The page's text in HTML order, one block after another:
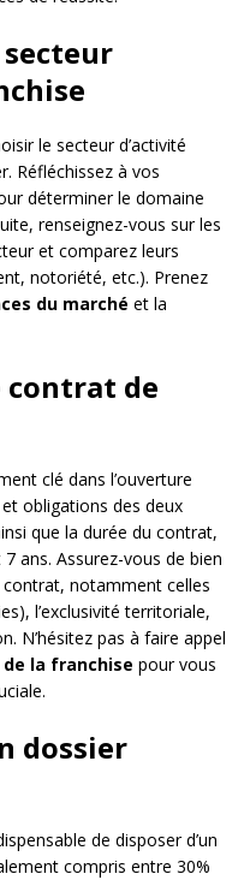
secteur
le secteur d’activité
Réfléchissez à vos
déterminer le domaine
renseignez-vous sur les
et comparez leurs
notoriété, etc.). Prenez
du marché et la
contrat de
clé dans l’ouverture
obligations des deux
que la durée du contrat,
ans. Assurez-vous de bien
notamment celles
l’exclusivité territoriale,
N’hésitez pas à faire appel
la franchise pour vous
dossier
de disposer d’un
compris entre 30%